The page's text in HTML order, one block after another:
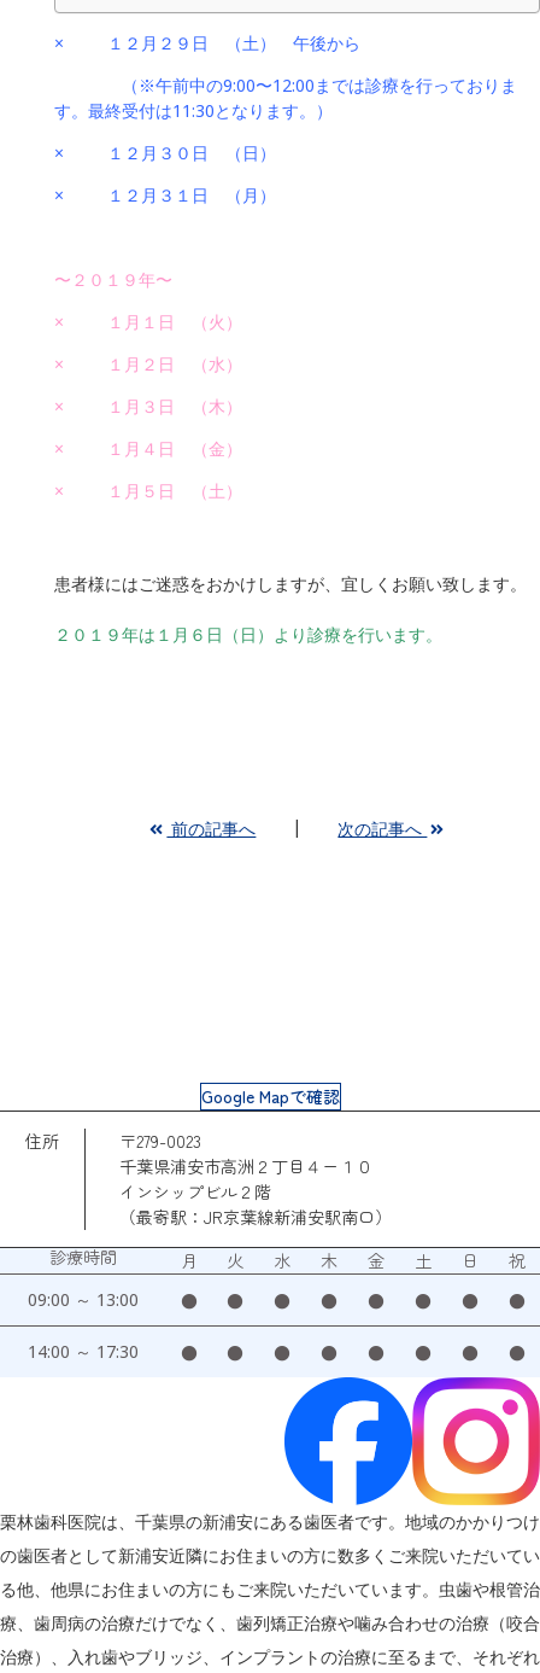
× １２月２９日 （土） 午後から
（※午前中の9:00〜12:00までは診療を行っておりま
す。最終受付は11:30となります。）
× １２月３０日 （日）
× １２月３１日 （月）
〜２０１９年〜
× １月１日 （火）
× １月２日 （水）
× １月３日 （木）
× １月４日 （金）
× １月５日 （土）
患者様にはご迷惑をおかけしますが、宜しくお願い致します。
２０１９年は１月６日（日）より診療を行います。
前の記事へ 次の記事へ
Google Mapで確認
住所
〒279-0023
千葉県浦安市高洲２丁目４ー１０
インシップビル２階
（最寄駅：JR京葉線新浦安駅南口）
診療時間
月 火 水 木 金 土 日 祝
09:00 ～ 13:00 ● ● ● ● ● ● ● ●
14:00 ～ 17:30 ● ● ● ● ● ● ● ●
栗林歯科医院は、千葉県の新浦安にある歯医者です。地域のかかりつけ
の歯医者として新浦安近隣にお住まいの方に数多くご来院いただいてい
る他、他県にお住まいの方にもご来院いただいています。虫歯や根管治
療、歯周病の治療だけでなく、歯列矯正治療や噛み合わせの治療（咬合
治療）、入れ歯やブリッジ、インプラントの治療に至るまで、それぞれ